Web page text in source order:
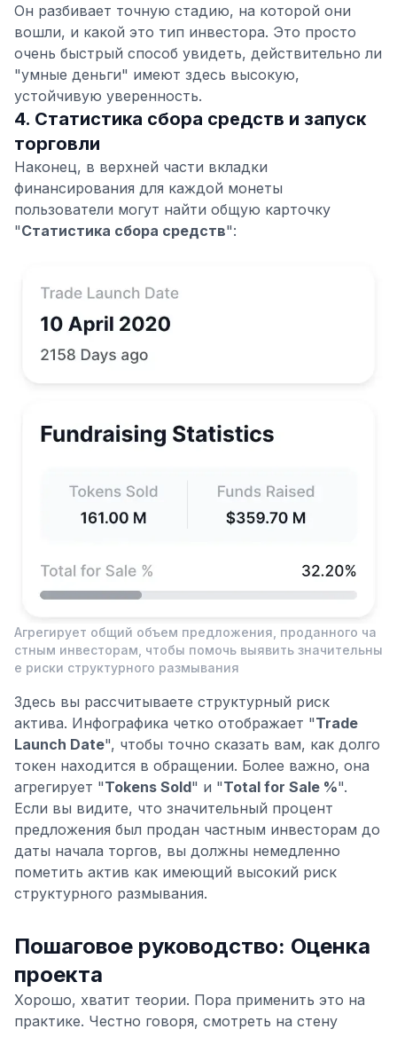
Он разбивает точную стадию, на которой они
вошли, и какой это тип инвестора. Это просто
очень быстрый способ увидеть, действительно ли
"умные деньги" имеют здесь высокую,
устойчивую уверенность.
4. Статистика сбора средств и запуск
торговли
Наконец, в верхней части вкладки
финансирования для каждой монеты
пользователи могут найти общую карточку
"Статистика сбора средств":
Агрегирует общий объем предложения, проданного ча
стным инвесторам, чтобы помочь выявить значительны
е риски структурного размывания
Здесь вы рассчитываете структурный риск
актива. Инфографика четко отображает "Trade
Launch Date", чтобы точно сказать вам, как долго
токен находится в обращении. Более важно, она
агрегирует "Tokens Sold" и "Total for Sale %".
Если вы видите, что значительный процент
предложения был продан частным инвесторам до
даты начала торгов, вы должны немедленно
пометить актив как имеющий высокий риск
структурного размывания.
Пошаговое руководство: Оценка
проекта
Хорошо, хватит теории. Пора применить это на
практике. Честно говоря, смотреть на стену